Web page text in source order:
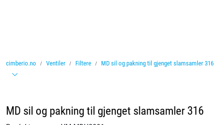
cimberio.no Ventiler Filtere MD sil og pakning til gjenget slamsamler 316
MD sil og pakning til gjenget slamsamler 316
Vannbehandling
Lagersalg